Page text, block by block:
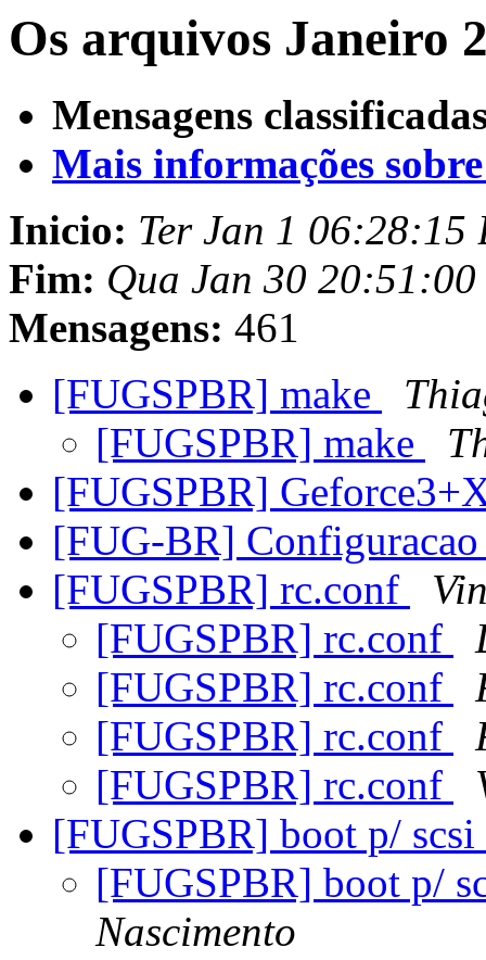
Os arquivos Janeiro
Mensagens
Mais informações
Inicio: Ter Jan 1 06:28:15
Fim: Qua Jan 30 20:51:00
Mensagens: 461
[FUGSPBR] make
[FUGSPBR] make
[FUGSPBR]
[FUG-BR]
[FUGSPBR] rc.conf
[FUGSPBR] rc.conf
[FUGSPBR] rc.conf
[FUGSPBR] rc.conf
[FUGSPBR] rc.conf
[FUGSPBR] boot p/ scsi
[FUGSPBR] boot p/
Nascimento